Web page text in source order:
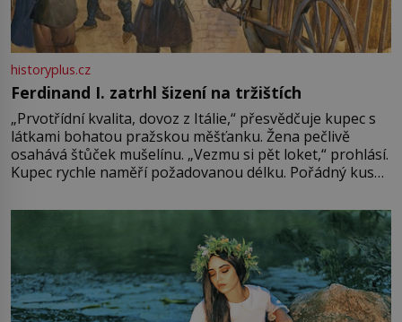
historyplus.cz
Ferdinand I. zatrhl šizení na tržištích
„Prvotřídní kvalita, dovoz z Itálie,“ přesvědčuje kupec s
látkami bohatou pražskou měšťanku. Žena pečlivě
osahává štůček mušelínu. „Vezmu si pět loket,“ prohlásí.
Kupec rychle naměří požadovanou délku. Pořádný kus
milostpaní. Stačí jenom na sukni,“ zhodnotí švadlena
množství růžového mušelínu. „Ošidili vás, podívejte.“